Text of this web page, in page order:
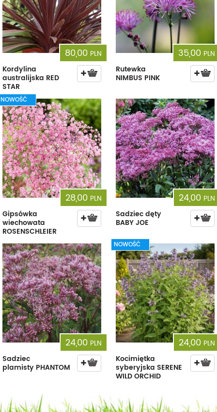
80,00 PLN
Kordylina
australijska RED
STAR
35,00 PLN
Rutewka
NIMBUS PINK
NOWOŚĆ
28,00 PLN
Gipsówka
wiechowata
ROSENSCHLEIER
24,00 PLN
Sadziec dęty
BABY JOE
24,00 PLN
Sadziec
plamisty PHANTOM
NOWOŚĆ
24,00 PLN
Kocimiętka
syberyjska SERENE
WILD ORCHID